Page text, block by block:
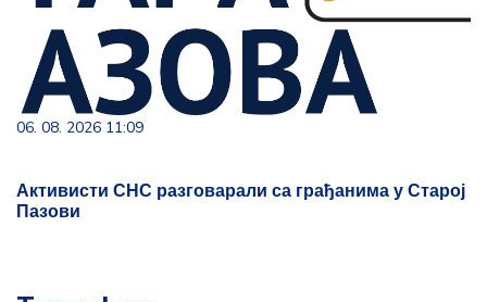
06. 08. 2026 11:09
Активисти СНС разговарали са грађанима у Старој
Пазови